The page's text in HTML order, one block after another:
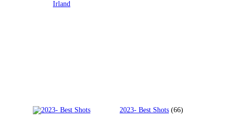
2023- Best Shots (66)